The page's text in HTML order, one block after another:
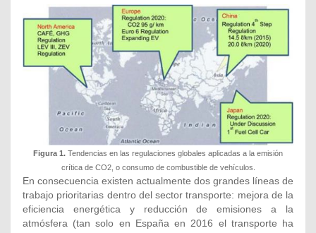
Figura 1. Tendencias en las regulaciones globales aplicadas a la emisión
crítica de CO2, o consumo de combustible de vehículos.
En consecuencia existen actualmente dos grandes líneas de
trabajo prioritarias dentro del sector transporte: mejora de la
eficiencia energética y reducción de emisiones a la
atmósfera (tan solo en España en 2016 el transporte ha